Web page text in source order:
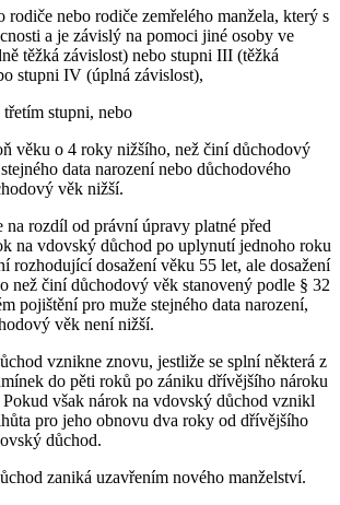
rodiče nebo rodiče zemřelého manžela, který s
a je závislý na pomoci jiné osoby ve
těžká závislost) nebo stupni III (těžká
stupni IV (úplná závislost),
stupni, nebo
věku o 4 roky nižšího, než činí důchodový
data narození nebo důchodového
věk nižší.
na rozdíl od právní úpravy platné před
na vdovský důchod po uplynutí jednoho roku
rozhodující dosažení věku 55 let, ale dosažení
než činí důchodový věk stanovený podle § 32
pojištění pro muže stejného data narození,
věk není nižší.
vznikne znovu, jestliže se splní některá z
do pěti roků po zániku dřívějšího nároku
však nárok na vdovský důchod vznikl
pro jeho obnovu dva roky od dřívějšího
důchod.
zaniká uzavřením nového manželství.